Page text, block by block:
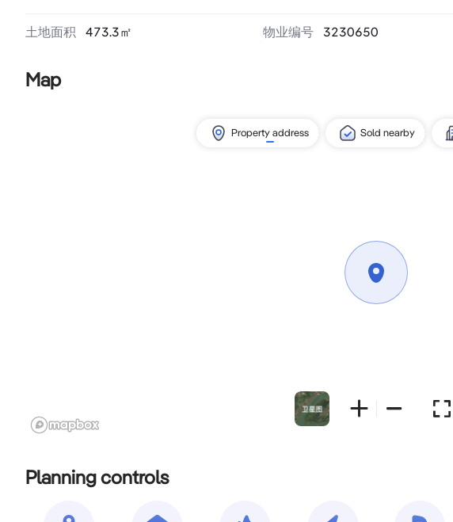
土地面积 473.3㎡ 物业编号 3230650
Map
Property address Sold nearby
Planning controls